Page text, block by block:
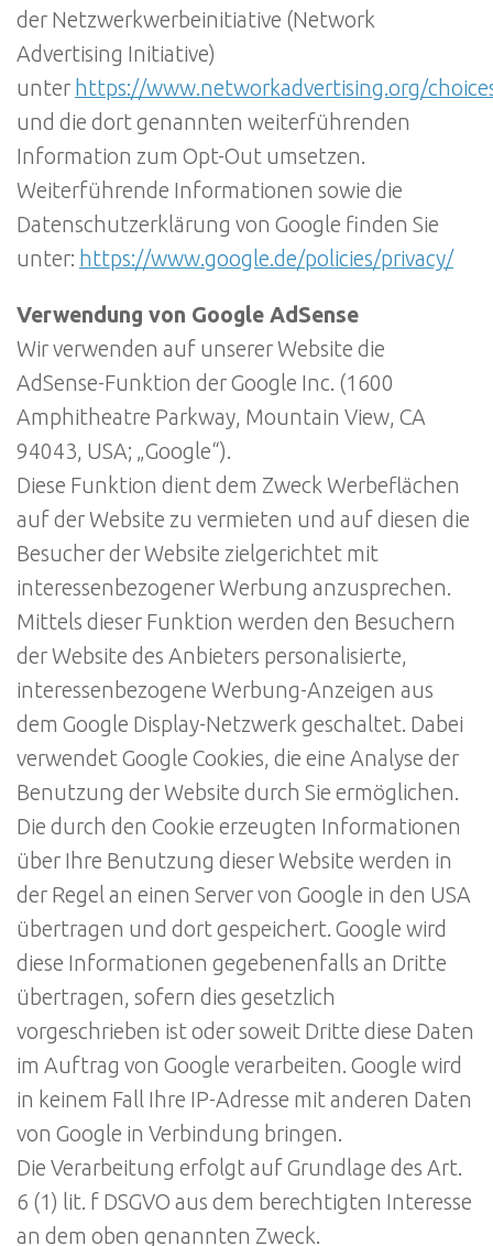
der Netzwerkwerbeinitiative (Network
Advertising Initiative)
unter https://www.networkadvertising.org/
und die dort genannten weiterführenden
Information zum Opt-Out umsetzen.
Weiterführende Informationen sowie die
Datenschutzerklärung von Google finden Sie
unter: https://www.google.de/policies/privacy/
Verwendung von Google AdSense
Wir verwenden auf unserer Website die
AdSense-Funktion der Google Inc. (1600
Amphitheatre Parkway, Mountain View, CA
94043, USA; „Google“).
Diese Funktion dient dem Zweck Werbeflächen
auf der Website zu vermieten und auf diesen die
Besucher der Website zielgerichtet mit
interessenbezogener Werbung anzusprechen.
Mittels dieser Funktion werden den Besuchern
der Website des Anbieters personalisierte,
interessenbezogene Werbung-Anzeigen aus
dem Google Display-Netzwerk geschaltet. Dabei
verwendet Google Cookies, die eine Analyse der
Benutzung der Website durch Sie ermöglichen.
Die durch den Cookie erzeugten Informationen
über Ihre Benutzung dieser Website werden in
der Regel an einen Server von Google in den USA
übertragen und dort gespeichert. Google wird
diese Informationen gegebenenfalls an Dritte
übertragen, sofern dies gesetzlich
vorgeschrieben ist oder soweit Dritte diese Daten
im Auftrag von Google verarbeiten. Google wird
in keinem Fall Ihre IP-Adresse mit anderen Daten
von Google in Verbindung bringen.
Die Verarbeitung erfolgt auf Grundlage des Art.
6 (1) lit. f DSGVO aus dem berechtigten Interesse
an dem oben genannten Zweck.